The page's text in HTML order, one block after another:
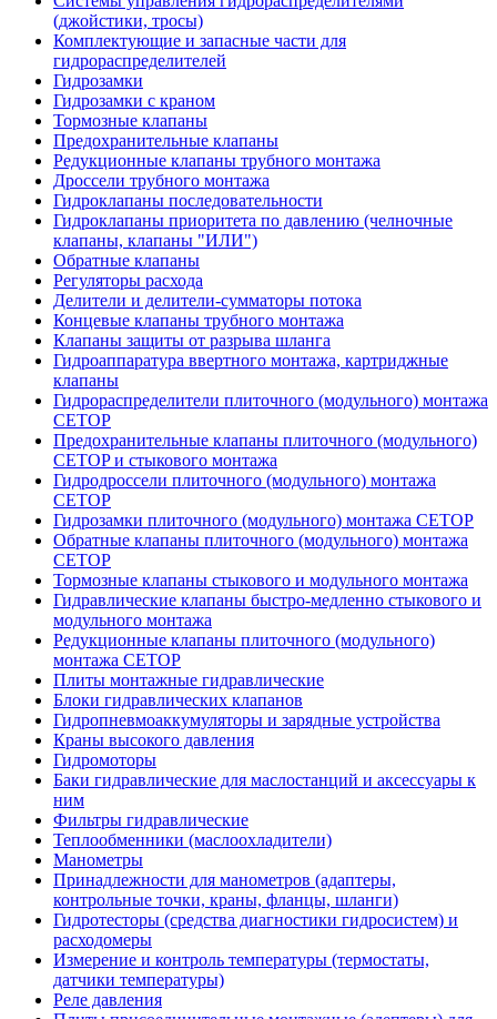
(джойстики, тросы)
Комплектующие и запасные части для
гидрораспределителей
Гидрозамки
Гидрозамки с краном
Тормозные клапаны
Предохранительные клапаны
Редукционные клапаны трубного монтажа
Дроссели трубного монтажа
Гидроклапаны последовательности
Гидроклапаны приоритета по давлению (челночные
клапаны, клапаны "ИЛИ")
Обратные клапаны
Регуляторы расхода
Делители и делители-сумматоры потока
Концевые клапаны трубного монтажа
Клапаны защиты от разрыва шланга
Гидроаппаратура ввертного монтажа, картриджные
клапаны
Гидрораспределители плиточного (модульного) монтажa
CETOP
Предохранительные клапаны плиточного (модульного)
CETOP и стыкового монтажа
Гидродроссели плиточного (модульного) монтажа
CETOP
Гидрозамки плиточного (модульного) монтажа CETOP
Обратные клапаны плиточного (модульного) монтажа
CETOP
Тормозные клапаны стыкового и модульного монтажа
Гидравлические клапаны быстро-медленно стыкового и
модульного монтажа
Редукционные клапаны плиточного (модульного)
монтажа CETOP
Плиты монтажные гидравлические
Блоки гидравлических клапанов
Гидропневмоаккумуляторы и зарядные устройства
Краны высокого давления
Гидромоторы
Баки гидравлические для маслостанций и аксессуары к
ним
Фильтры гидравлические
Теплообменники (маслоохладители)
Манометры
Принадлежности для манометров (адаптеры,
контрольные точки, краны, фланцы, шланги)
Гидротесторы (средства диагностики гидросистем) и
расходомеры
Измерение и контроль температуры (термостаты,
датчики температуры)
Реле давления